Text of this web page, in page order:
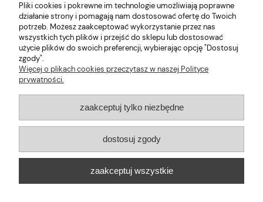
Pomoc
Moje konto
Informacje
2026 © mabaje
Sklep internetowy Shoper Premium
Tel.:534736451| NIP: 6772370993 REGON:
122658200
Pliki cookies i pokrewne im technologie umożliwiają poprawne
działanie strony i pomagają nam dostosować ofertę do Twoich
potrzeb. Możesz zaakceptować wykorzystanie przez nas
wszystkich tych plików i przejść do sklepu lub dostosować
użycie plików do swoich preferencji, wybierając opcję "Dostosuj
zgody".
Więcej o plikach cookies przeczytasz w naszej Polityce
prywatności.
zaakceptuj tylko niezbędne
dostosuj zgody
zaakceptuj wszystkie